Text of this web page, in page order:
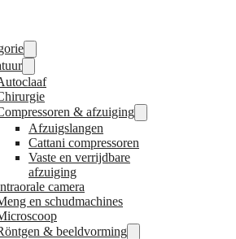
& afzuiging
Afzuigslangen
Cattani compressoren
Vaste en verrijdbare
afzuiging
camera
en schudmachines
& beeldvorming